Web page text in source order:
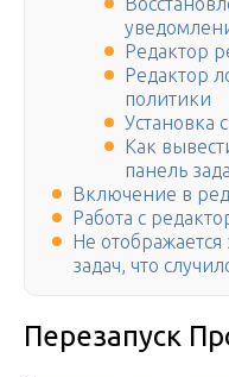
Редактор
Редактор
политики
Установка
Как
панель
Включение в
Работа с
Не
задач, что
Перезапуск